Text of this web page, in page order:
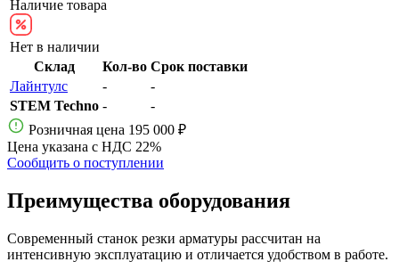
Наличие товара
Нет в наличии
Склад
Кол-во Срок поставки
Лайнтулс
-
-
STEM Techno -
-
Розничная цена 195 000 ₽
Цена указана с НДС 22%
Сообщить о поступлении
Преимущества оборудования
Современный станок резки арматуры рассчитан на
интенсивную эксплуатацию и отличается удобством в работе.